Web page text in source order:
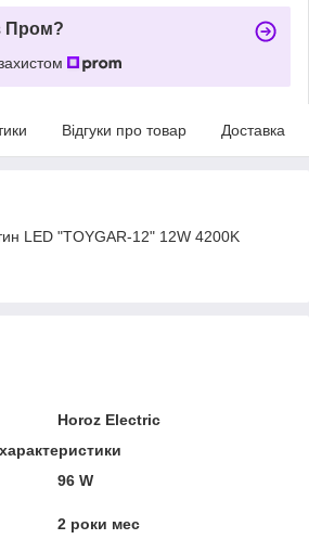
Пром?
Відгуки про товар Доставка
LED "TOYGAR-12" 12W 4200K
Horoz Electric
96 W
2 роки мес